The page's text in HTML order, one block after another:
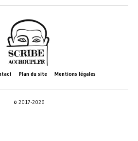
Plan du site Mentions légales
© 2017-2026